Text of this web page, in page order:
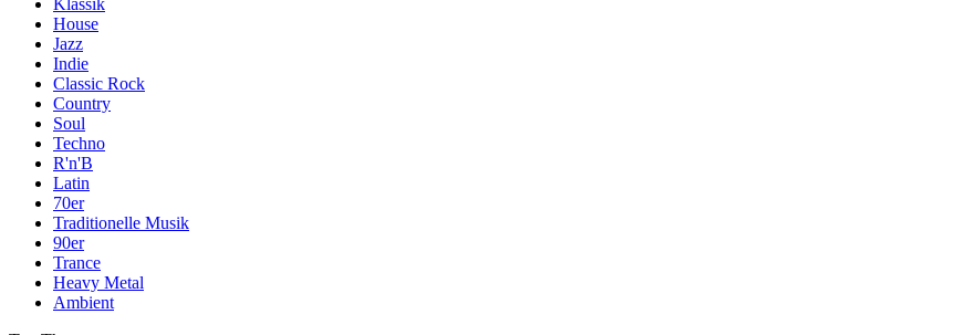
Klassik
House
Jazz
Indie
Classic Rock
Country
Soul
Techno
R'n'B
Latin
70er
Traditionelle Musik
90er
Trance
Heavy Metal
Ambient